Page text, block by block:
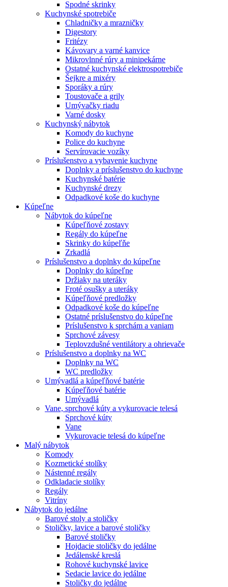
Spodné skrinky
Kuchynské spotrebiče
Chladničky a mrazničky
Digestory
Fritézy
Kávovary a varné kanvice
Mikrovlnné rúry a minipekárne
Ostatné kuchynské elektrospotrebiče
Šejkre a mixéry
Sporáky a rúry
Toustovače a grily
Umývačky riadu
Varné dosky
Kuchynský nábytok
Komody do kuchyne
Police do kuchyne
Servírovacie vozíky
Príslušenstvo a vybavenie kuchyne
Doplnky a príslušenstvo do kuchyne
Kuchynské batérie
Kuchynské drezy
Odpadkové koše do kuchyne
Kúpeľne
Nábytok do kúpeľne
Kúpeľňové zostavy
Regály do kúpeľne
Skrinky do kúpeľňe
Zrkadlá
Príslušenstvo a doplnky do kúpeľne
Doplnky do kúpeľne
Držiaky na uteráky
Froté osušky a uteráky
Kúpeľňové predložky
Odpadkové koše do kúpeľne
Ostatné príslušenstvo do kúpeľne
Príslušenstvo k sprchám a vaniam
Sprchové závesy
Teplovzdušné ventilátory a ohrievače
Príslušenstvo a doplnky na WC
Doplnky na WC
WC predložky
Umývadlá a kúpeľňové batérie
Kúpeľňové batérie
Umývadlá
Vane, sprchové kúty a vykurovacie telesá
Sprchové kúty
Vane
Vykurovacie telesá do kúpeľne
Malý nábytok
Komody
Kozmetické stolíky
Nástenné regály
Odkladacie stolíky
Regály
Vitríny
Nábytok do jedálne
Barové stoly a stoličky
Stoličky, lavice a barové stoličky
Barové stoličky
Hojdacie stoličky do jedálne
Jedálenské kreslá
Rohové kuchynské lavice
Sedacie lavice do jedálne
Stoličky do jedálne